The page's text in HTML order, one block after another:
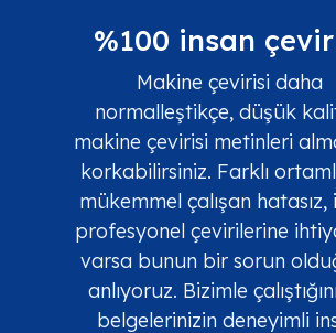
%100 insan
Makine çevirisi daha
normalleştikçe, düşük
makine çevirisi metinleri
korkabilirsiniz. Farklı
mükemmel çalışan hatasız,
profesyonel çevirilerine
varsa bunun bir sorun
anlıyoruz. Bizimle
belgelerinizin deneyimli